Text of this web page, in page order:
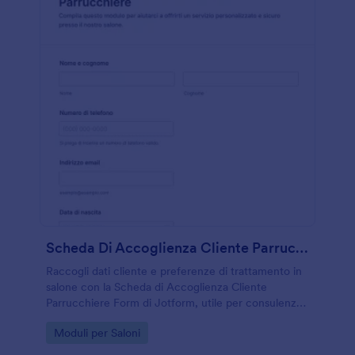
Scheda Di Accoglienza Cliente Parrucchiere
Raccogli dati cliente e preferenze di trattamento in
salone con la Scheda di Accoglienza Cliente
Parrucchiere Form di Jotform, utile per consulenze
ordinato.
Go to Category:
Moduli per Saloni